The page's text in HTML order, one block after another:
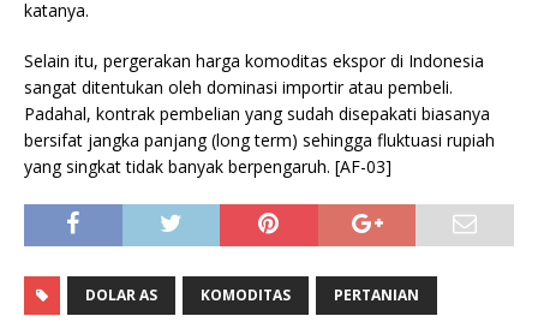
katanya.
Selain itu, pergerakan harga komoditas ekspor di Indonesia
sangat ditentukan oleh dominasi importir atau pembeli.
Padahal, kontrak pembelian yang sudah disepakati biasanya
bersifat jangka panjang (long term) sehingga fluktuasi rupiah
yang singkat tidak banyak berpengaruh. [AF-03]
DOLAR AS KOMODITAS PERTANIAN